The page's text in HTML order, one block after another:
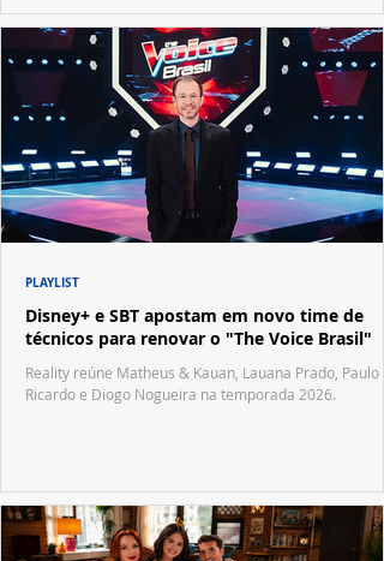
Disney+ e SBT apostam em novo time de
técnicos para renovar o "The Voice Brasil"
Reality reúne Matheus & Kauan, Lauana Prado, Paulo
Ricardo e Diogo Nogueira na temporada 2026.
PLAYLIST